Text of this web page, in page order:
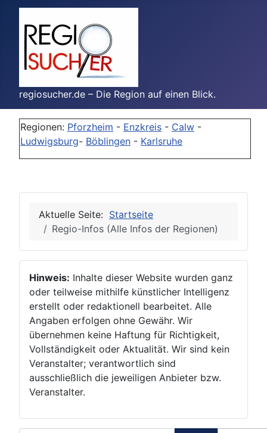
regiosucher.de – Die Region auf einen Blick.
Regionen: Pforzheim - Enzkreis - Calw -
Ludwigsburg- Böblingen - Karlsruhe
Aktuelle Seite: Startseite
Regio-Infos (Alle Infos der Regionen)
Hinweis: Inhalte dieser Website wurden ganz
oder teilweise mithilfe künstlicher Intelligenz
erstellt oder redaktionell bearbeitet. Alle
Angaben erfolgen ohne Gewähr. Wir
übernehmen keine Haftung für Richtigkeit,
Vollständigkeit oder Aktualität. Wir sind kein
Veranstalter; verantwortlich sind
ausschließlich die jeweiligen Anbieter bzw.
Veranstalter.